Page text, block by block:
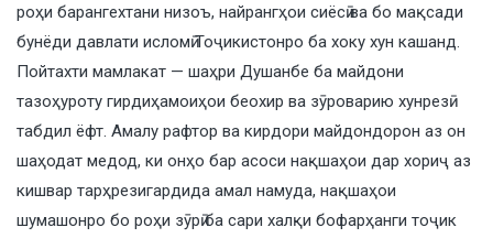
роҳи барангехтани низоъ, найрангҳои сиёсӣ ва бо мақсади
бунёди давлати исломӣ Тоҷикистонро ба хоку хун кашанд.
Пойтахти мамлакат — шаҳри Душанбе ба майдони
тазоҳуроту гирдиҳамоиҳои беохир ва зӯроварию хунрезӣ
табдил ёфт. Амалу рафтор ва кирдори майдондорон аз он
шаҳодат медод, ки онҳо бар асоси нақшаҳои дар хориҷ аз
кишвар тарҳрезигардида амал намуда, нақшаҳои
шумашонро бо роҳи зӯрӣ ба сари халқи бофарҳанги тоҷик